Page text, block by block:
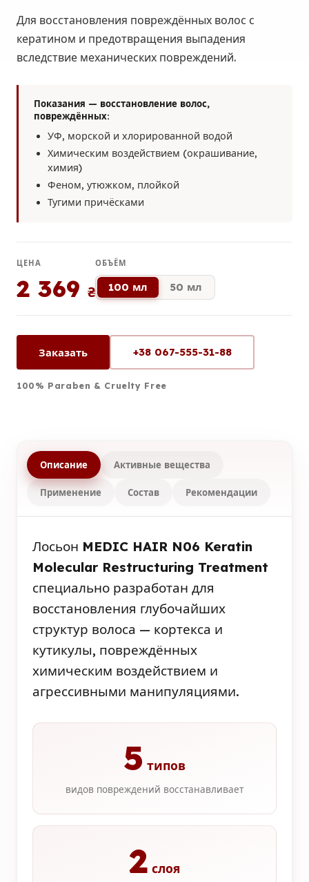
Для восстановления повреждённых волос с
кератином и предотвращения выпадения
вследствие механических повреждений.
Показания — восстановление волос,
повреждённых:
УФ, морской и хлорированной водой
Химическим воздействием (окрашивание,
химия)
Феном, утюжком, плойкой
Тугими причёсками
ЦЕНА
2 369 ₴
ОБЪЁМ
100 мл 50 мл
Заказать +38 067-555-31-88
100% Paraben & Cruelty Free
Описание Активные вещества
Применение Состав Рекомендации
Лосьон MEDIC HAIR N06 Keratin
Molecular Restructuring Treatment
специально разработан для
восстановления глубочайших
структур волоса — кортекса и
кутикулы, повреждённых
химическим воздействием и
агрессивными манипуляциями.
5 типов
видов повреждений восстанавливает
2 слоя